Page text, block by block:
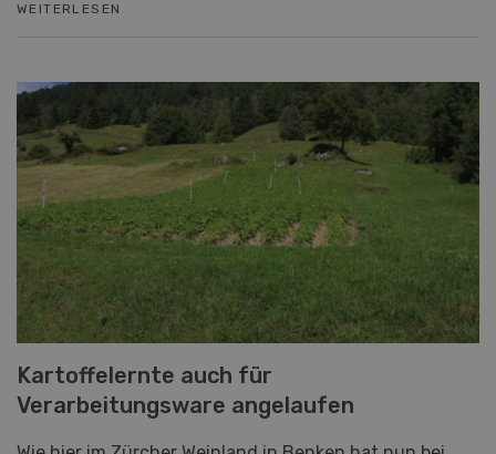
WEITERLESEN
Kartoffelernte auch für
Verarbeitungsware angelaufen